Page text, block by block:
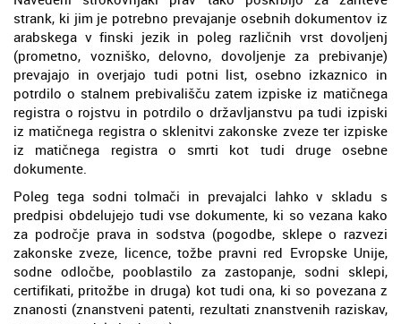
strank, ki jim je potrebno prevajanje osebnih dokumentov iz
arabskega v finski jezik in poleg različnih vrst dovoljenj
(prometno, vozniško, delovno, dovoljenje za prebivanje)
prevajajo in overjajo tudi potni list, osebno izkaznico in
potrdilo o stalnem prebivališču zatem izpiske iz matičnega
registra o rojstvu in potrdilo o državljanstvu pa tudi izpiski
iz matičnega registra o sklenitvi zakonske zveze ter izpiske
iz matičnega registra o smrti kot tudi druge osebne
dokumente.
Poleg tega sodni tolmači in prevajalci lahko v skladu s
predpisi obdelujejo tudi vse dokumente, ki so vezana kako
za področje prava in sodstva (pogodbe, sklepe o razvezi
zakonske zveze, licence, tožbe pravni red Evropske Unije,
sodne odločbe, pooblastilo za zastopanje, sodni sklepi,
certifikati, pritožbe in druga) kot tudi ona, ki so povezana z
znanosti (znanstveni patenti, rezultati znanstvenih raziskav,